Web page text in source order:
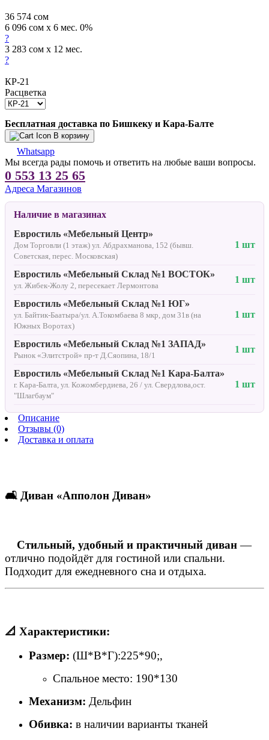
36 574 сом
6 096 сом x 6 мес. 0%
?
3 283 сом x 12 мес.
?
КР-21
Расцветка
Бесплатная доставка по Бишкеку и Кара-Балте
В корзину
Whatsapp
Мы всегда рады помочь и ответить на любые ваши вопросы.
0 553 13 25 65
Адреса Магазинов
Наличие в магазинах
Евростиль «Мебельный Центр»
Дом Торговли (1 этаж) ул. Абдрахманова, 152 (бывш.
Советская, перес. Московская)
1 шт
Евростиль «Мебельный Склад №1 ВОСТОК»
ул. Жибек-Жолу 2, пересекает Лермонтова
1 шт
Евростиль «Мебельный Склад №1 ЮГ»
ул. Байтик-Баатыра/ул. А.Токомбаева 8 мкр, дом 31в (на
Южных Воротах)
1 шт
Евростиль «Мебельный Склад №1 ЗАПАД»
Рынок «Элитстрой» пр-т Д.Сяопина, 18/1
1 шт
Евростиль «Мебельный Склад №1 Кара-Балта»
г. Кара-Балта, ул. Кожомбердиева, 26 / ул. Свердлова,ост.
"Шлагбаум"
1 шт
Описание
Отзывы (0)
Доставка и оплата
🛋 Диван «Апполон Диван»
Стильный, удобный и практичный диван—
отлично подойдёт для гостиной или спальни.
Подходит для ежедневного сна и отдыха.
📐 Характеристики:
Размер: (Ш*В*Г):225*90;,
Спальное место: 190*130
Механизм: Дельфин
Обивка: в наличии варианты тканей